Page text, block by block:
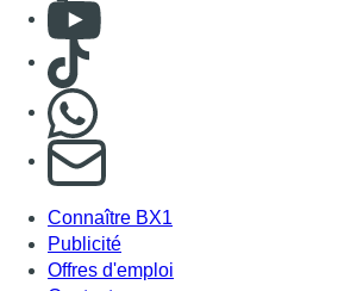
Consulter Youtube
Consulter TikTok
S'abonner à notre newsletter
Connaître BX1
Publicité
Offres d'emploi